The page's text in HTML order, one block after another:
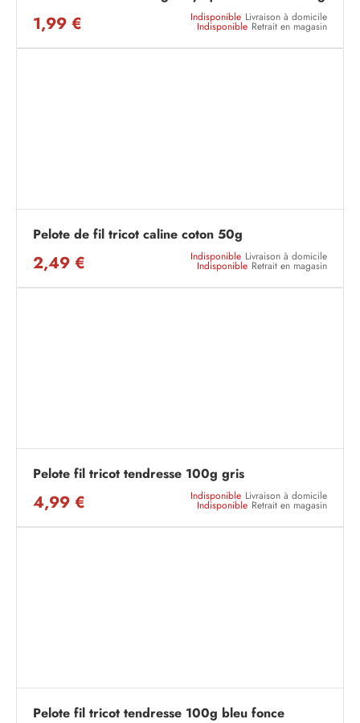
1,99 € Indisponible Livraison à domicile
Indisponible Retrait en magasin
Pelote de fil tricot caline coton 50g
2,49 € Indisponible Livraison à domicile
Indisponible Retrait en magasin
Pelote fil tricot tendresse 100g gris
4,99 € Indisponible Livraison à domicile
Indisponible Retrait en magasin
Pelote fil tricot tendresse 100g bleu fonce